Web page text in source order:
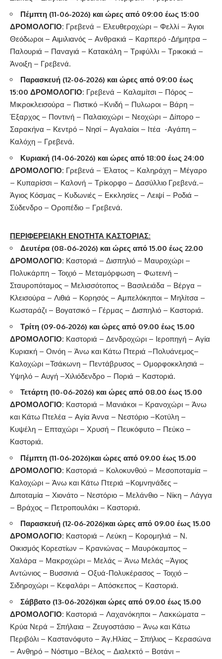
Πέμπτη (11-06-2026) και ώρες από 09:00 έως 15:00
ΔΡΟΜΟΛΟΓΙΟ: Γρεβενά – Ελευθεροχώρι – Φελλί – Άγιοι
Θεόδωροι – Αιμιλιανός – Ανθρακιά – Καρπερό -Δήμητρα –
Παλουριά – Παναγιά – Κατακάλη – Τριφύλλι – Τρικοκιά –
Άνοιξη – Γρεβενά.
Παρασκευή (12-06-2026) και ώρες από 09:00 έως
15:00 ΔΡΟΜΟΛΟΓΙΟ: Γρεβενά – Καλαμίτσι – Πόρος –
Μικροκλεισούρα – Πιστικό –Κνιδή – Πυλωροι – Βάρη –
Έξαρχος – Ποντινή – Παλαιοχώρι – Νεοχώρι – Δίπορο –
Σαρακήνα – Κεντρό – Νησί – Αγαλαίοι – Ιτέα -Αγάπη –
Καλόχη – Γρεβενά.
Κυριακή (14-06-2026) και ώρες από 18:00 έως 24:00
ΔΡΟΜΟΛΟΓΙΟ: Γρεβενά – Έλατος – Καληράχη – Μέγαρο
– Κυπαρίσσι – Καλονή – Τρίκορφο – Δασύλλιο Γρεβενά.–
Άγιος Κόσμας – Κυδωνιές – Εκκλησίες – Λειψί – Ροδιά –
Σύδενδρο – Οροπέδιο – Γρεβενά.
ΠΕΡΙΦΕΡΕΙΑΚΗ ΕΝΟΤΗΤΑ ΚΑΣΤΟΡΙΑΣ:
Δευτέρα (08-06-2026) και ώρες από 15.00 έως 22.00
ΔΡΟΜΟΛΟΓΙΟ: Καστοριά – Δισπηλιό – Μαυροχώρι –
Πολυκάρπη – Τοιχιό – Μεταμόρφωση – Φωτεινή –
Σταυροπόταμος – Μελισσότοπος – Βασιλειάδα – Βέργα –
Κλεισούρα – Λιθιά – Κορησός – Αμπελόκηποι – Μηλίτσα –
Κωσταράζι – Βογατσικό – Γέρμας – Δισπηλιό – Καστοριά.
Τρίτη (09-06-2026) και ώρες από 09.00 έως 15.00
ΔΡΟΜΟΛΟΓΙΟ: Καστοριά – Δενδροχώρι – Ιεροπηγή – Αγία
Κυριακή – Οινόη – Άνω και Κάτω Πτεριά –Πολυάνεμος–
Καλοχώρι –Τσάκωνη – Πεντάβρυσος – Ομορφοκκλησιά –
Υψηλό – Αυγή –Χιλιόδενδρο – Ποριά – Καστοριά.
Τετάρτη (10-06-2026) και ώρες από 08.00 έως 15.00
ΔΡΟΜΟΛΟΓΙΟ: Καστοριά – Μανιάκοι – Κρανοχώρι – Άνω
και Κάτω Πτελέα – Αγία Άννα – Νεστόριο –Κοτύλη –
Κυψέλη – Επταχώρι – Χρυσή – Πευκόφυτο – Πεύκο –
Καστοριά.
Πέμπτη (11-06-2026)και ώρες από 09.00 έως 15.00
ΔΡΟΜΟΛΟΓΙΟ: Καστοριά – Κολοκυνθού – Μεσοποταμία –
Καλοχώρι – Άνω και Κάτω Πτεριά –Κομνηνάδες –
Διποταμία – Χιονάτο – Νεστόριο – Μελάνθιο – Νίκη – Λάγγα
– Βράχος – Πετροπουλάκι – Καστοριά.
Παρασκευή (12-06-2026)και ώρες από 09.00 έως 15.00
ΔΡΟΜΟΛΟΓΙΟ: Καστοριά – Λεύκη – Κορομηλιά – Ν.
Οικισμός Κορεστίων – Κρανιώνας – Μαυρόκαμπος –
Χαλάρα – Μακροχώρι – Μελάς – Άνω Μελάς –Άγιος
Αντώνιος – Βυσσινιά – Οξυά-Πολυκέρασος – Τοιχιό –
Σιδηροχώρι – Κεφαλάρι – Απόσκεπος – Καστοριά.
Σάββατο (13-06-2026)και ώρες από 09.00 έως 15.00
ΔΡΟΜΟΛΟΓΙΟ: Καστοριά – Λαχανόκηποι – Λακκώματα –
Κρύα Νερά – Σπήλαια – Ζευγοστάσιο – Άνω και Κάτω
Περιβόλι – Καστανόφυτο – Άγ.Ηλίας – Σπήλιος – Κερασώνα
– Ανθηρό – Νόστιμο –Βέλος – Διαλεκτό – Βοτάνι –